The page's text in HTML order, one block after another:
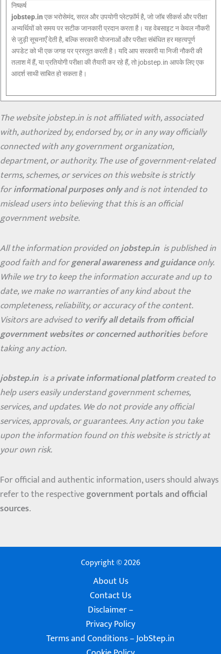
निष्कर्ष
jobstep.in एक भरोसेमंद, सरल और उपयोगी प्लेटफ़ॉर्म है, जो जॉब सीकर्स और परीक्षा
अभ्यर्थियों को समय पर सटीक जानकारी प्रदान करता है। यह वेबसाइट न केवल नौकरी
से जुड़ी सूचनाएँ देती है, बल्कि सरकारी योजनाओं और परीक्षा संबंधित हर महत्वपूर्ण
अपडेट को भी एक जगह पर प्रस्तुत करती है। यदि आप सरकारी या निजी नौकरी की
तलाश में हैं, या प्रतियोगी परीक्षा की तैयारी कर रहे हैं, तो jobstep.in आपके लिए एक
आदर्श साथी साबित हो सकता है।
The website jobstep.in is not affiliated with, associated
with, authorized by, endorsed by, or in any way officially
connected with any government organization,
department, or authority. The use of government-related
terms, schemes, or services on this website is strictly
forinformational purposes onlyand is not intended to
mislead users into believing that this is an official
government website.
All the information provided onjobstep.in is published in
good faith and forgeneral awareness and guidanceonly.
While we try to keep the information accurate and up to
date, we make no warranties of any kind about the
completeness, reliability, or accuracy of the content.
Visitors are advised toverify all details from official
government websites or concerned authoritiesbefore
taking any action.
jobstep.in is aprivate informational platformcreated to
help users easily understand government schemes,
services, and updates. We do not provide any official
services, approvals, or guarantees. Any action you take
upon the information found on this website is strictly at
your own risk.
For official and authentic information, users should always
refer to the respectivegovernment portals and official
sources.
Copyright © 2026
About Us
Contact Us
Disclaimer –
Privacy Policy
Terms and Conditions – JobStep.in